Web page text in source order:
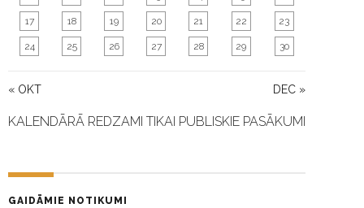
« OKT DEC »
17 18 19 20 21 22 23
24 25 26 27 28 29 30
KALENDĀRĀ REDZAMI TIKAI PUBLISKIE PASĀKUMI
GAIDĀMIE NOTIKUMI